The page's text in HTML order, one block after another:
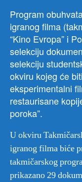
Program
igranog filma
“Kino Evropa” i
selekciju
selekciju
okviru kojeg će
eksperimentalni
restaurisane
poroka”.
U okviru
igranog filma biće
takmičarskog
prikazano 29